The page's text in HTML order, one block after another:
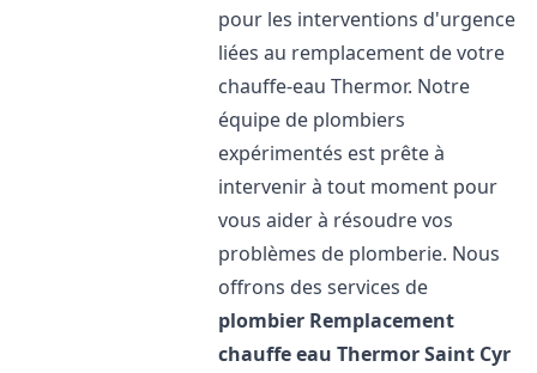
pour les interventions d'urgence
liées au remplacement de votre
chauffe-eau Thermor. Notre
équipe de plombiers
expérimentés est prête à
intervenir à tout moment pour
vous aider à résoudre vos
problèmes de plomberie. Nous
offrons des services de
plombier Remplacement
chauffe eau ThermorSaint Cyr